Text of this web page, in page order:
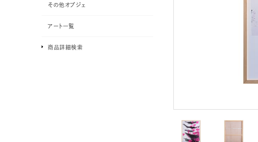
その他オブジェ
アート一覧
商品詳細検索